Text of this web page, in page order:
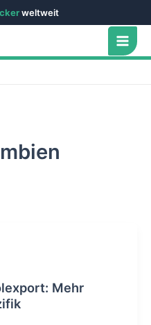
weltweit
Mehr